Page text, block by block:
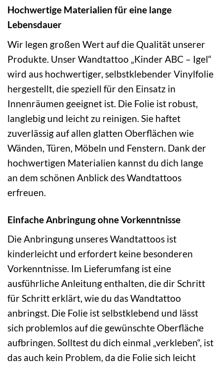
Hochwertige Materialien für eine lange
Lebensdauer
Wir legen großen Wert auf die Qualität unserer
Produkte. Unser Wandtattoo „Kinder ABC – Igel“
wird aus hochwertiger, selbstklebender Vinylfolie
hergestellt, die speziell für den Einsatz in
Innenräumen geeignet ist. Die Folie ist robust,
langlebig und leicht zu reinigen. Sie haftet
zuverlässig auf allen glatten Oberflächen wie
Wänden, Türen, Möbeln und Fenstern. Dank der
hochwertigen Materialien kannst du dich lange
an dem schönen Anblick des Wandtattoos
erfreuen.
Einfache Anbringung ohne Vorkenntnisse
Die Anbringung unseres Wandtattoos ist
kinderleicht und erfordert keine besonderen
Vorkenntnisse. Im Lieferumfang ist eine
ausführliche Anleitung enthalten, die dir Schritt
für Schritt erklärt, wie du das Wandtattoo
anbringst. Die Folie ist selbstklebend und lässt
sich problemlos auf die gewünschte Oberfläche
aufbringen. Solltest du dich einmal „verkleben“, ist
das auch kein Problem, da die Folie sich leicht